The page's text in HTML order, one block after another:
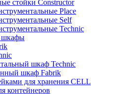
стойки Constructor
Place
Self
Technic
шкафы
шкаф Technic
шкаф Fabrik
для хранения CELL
контейнеров